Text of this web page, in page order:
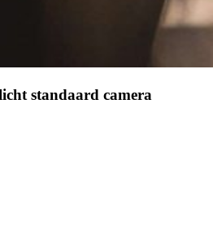
standaard camera